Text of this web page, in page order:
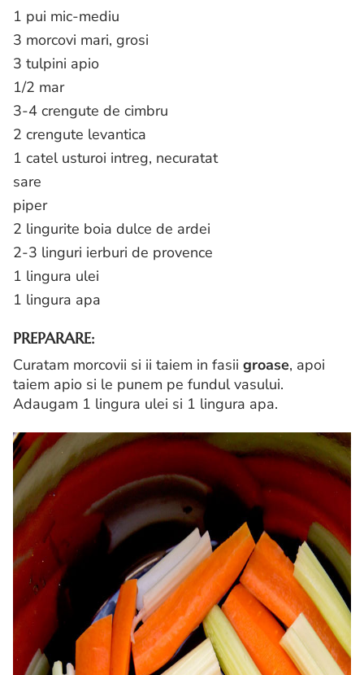
1 pui mic-mediu
3 morcovi mari, grosi
3 tulpini apio
1/2 mar
3-4 crengute de cimbru
2 crengute levantica
1 catel usturoi intreg, necuratat
sare
piper
2 lingurite boia dulce de ardei
2-3 linguri ierburi de provence
1 lingura ulei
1 lingura apa
PREPARARE:
Curatam morcovii si ii taiem in fasii groase, apoi
taiem apio si le punem pe fundul vasului.
Adaugam 1 lingura ulei si 1 lingura apa.